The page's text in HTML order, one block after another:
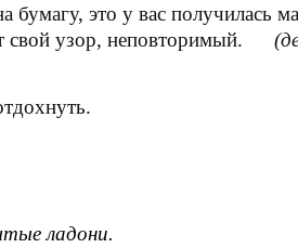
бумагу, это у вас получилась
свой узор, неповторимый.
ладони.